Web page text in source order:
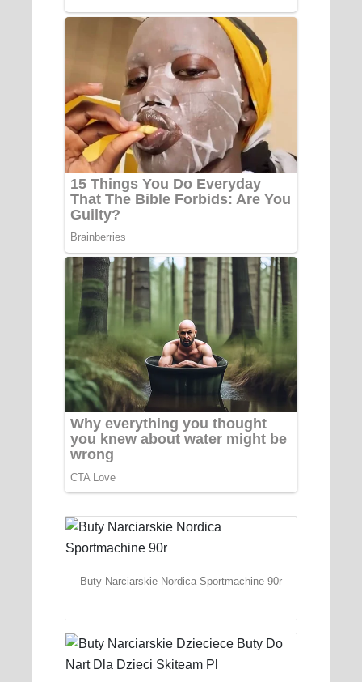
Buty Narciarskie Nordica Sportmachine 90r